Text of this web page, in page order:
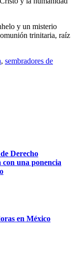
y un misterio
trinitaria, raíz
, sembradores de
Derecho
una ponencia
en México